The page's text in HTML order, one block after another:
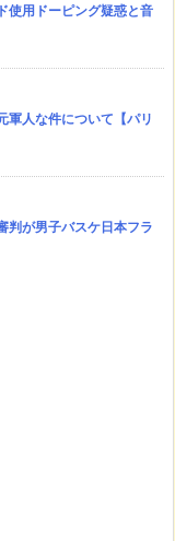
使用ドーピング疑惑と音
軍人な件について【パリ
判が男子バスケ日本フラ